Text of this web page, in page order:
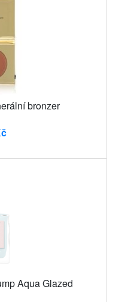
bronzer
Aqua Glazed